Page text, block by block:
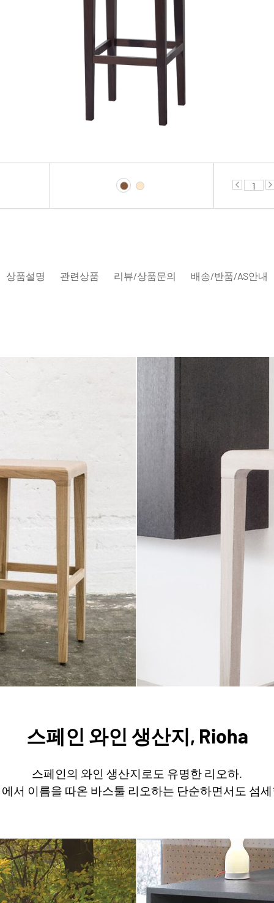
상품설명 관련상품 리뷰/상품문의 배송/반품/AS안내
스페인 와인 생산지, Rioha
스페인의 와인 생산지로도 유명한 리오하.
서 이름을 따온 바스툴 리오하는 단순하면서도 섬